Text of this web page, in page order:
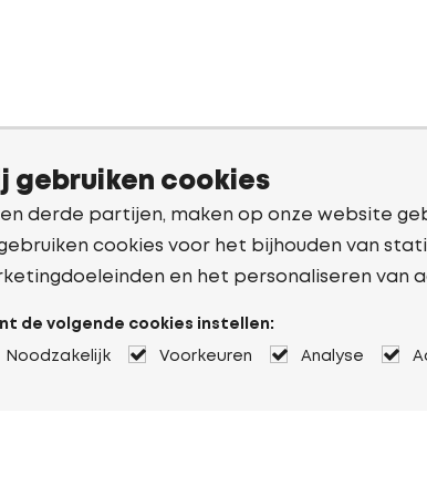
gebruiken cookies
en derde partijen, maken op onze website
cookies voor het bijhouden van
en het personaliseren van
de volgende cookies instellen:
Noodzakelijk Voorkeuren Analyse